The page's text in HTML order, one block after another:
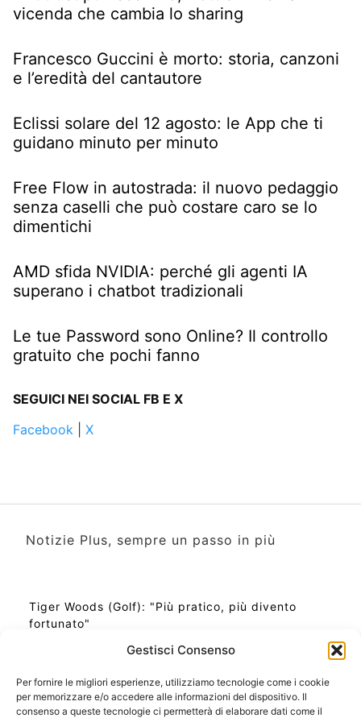
Gestisci Consenso
Per fornire le migliori esperienze, utilizziamo tecnologie come i cookie
per memorizzare e/o accedere alle informazioni del dispositivo. Il
consenso a queste tecnologie ci permetterà di elaborare dati come il
vicenda che cambia lo sharing
Francesco Guccini è morto: storia, canzoni
e l’eredità del cantautore
Eclissi solare del 12 agosto: le App che ti
guidano minuto per minuto
Free Flow in autostrada: il nuovo pedaggio
senza caselli che può costare caro se lo
dimentichi
AMD sfida NVIDIA: perché gli agenti IA
superano i chatbot tradizionali
Le tue Password sono Online? Il controllo
gratuito che pochi fanno
SEGUICI NEI SOCIAL FB E X
Facebook
X
Notizie Plus, sempre un passo in più
Tiger Woods (Golf): "Più pratico, più divento
fortunato"
Ora Esatta in Italia in questo momento
Ti Senti Strano Ultimamente? Potrebbe Essere per